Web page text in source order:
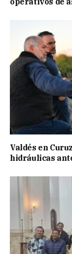
Valdés en
hidráulicas